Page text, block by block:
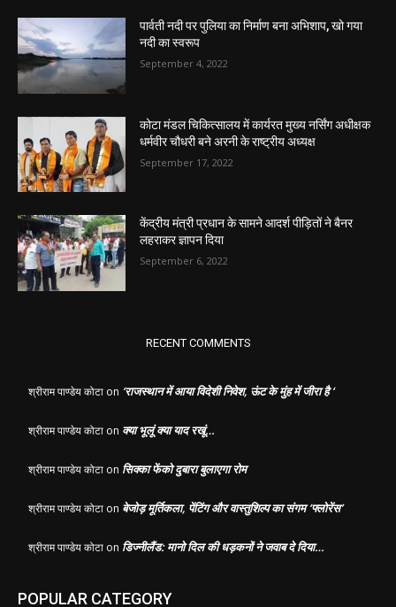
पार्वती नदी पर पुलिया का निर्माण बना अभिशाप, खो गया
नदी का स्वरूप
September 4, 2022
कोटा मंडल चिकित्सालय में कार्यरत मुख्य नर्सिंग अधीक्षक
धर्मवीर चौधरी बने अरनी के राष्ट्रीय अध्यक्ष
September 17, 2022
केंद्रीय मंत्री प्रधान के सामने आदर्श पीड़ितों ने बैनर
लहराकर ज्ञापन दिया
September 6, 2022
RECENT COMMENTS
श्रीराम पाण्डेय कोटा on ‘राजस्थान में आया विदेशी निवेश, ऊंट के मुंह में जीरा है ‘
श्रीराम पाण्डेय कोटा on क्या भूलूं क्या याद रखूं…
श्रीराम पाण्डेय कोटा on सिक्का फेंको दुबारा बुलाएगा रोम
श्रीराम पाण्डेय कोटा on बेजोड़ मूर्तिकला, पेंटिंग और वास्तुशिल्प का संगम ‘फ्लोरेंस’
श्रीराम पाण्डेय कोटा on डिज्नीलैंड: मानो दिल की धड़कनों ने जवाब दे दिया…
POPULAR CATEGORY